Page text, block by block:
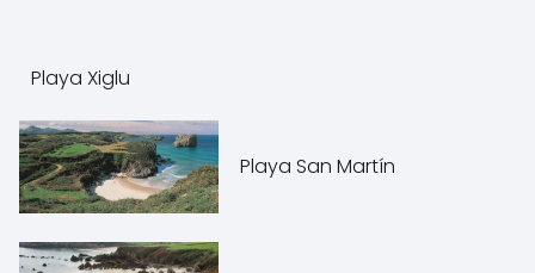
Playa Xiglu
Playa San Martín